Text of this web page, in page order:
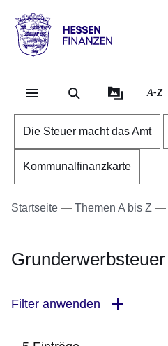
Hessen
Finanzen
A-Z
Die Steuer macht das Amt
Kommunalfinanzkarte
Startseite Themen A bis Z
Grunderwerbsteuer
Filter anwenden